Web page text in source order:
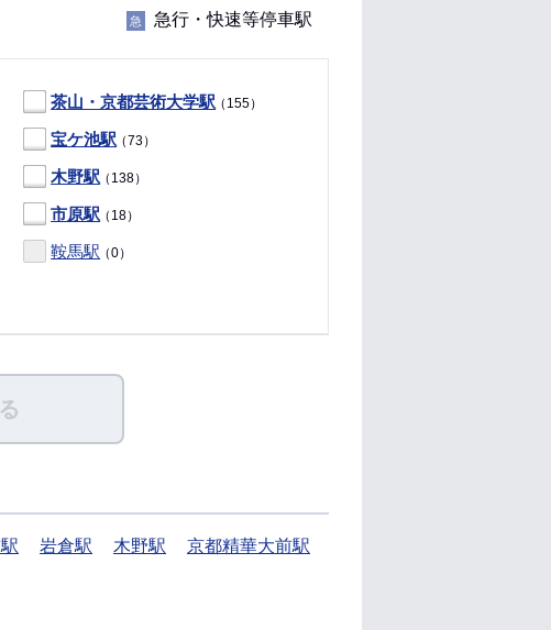
急 急行・快速等停車駅
茶山・京都芸術大学駅（155）
宝ケ池駅（73）
木野駅（138）
市原駅（18）
鞍馬駅（0）
岩倉駅 木野駅
京都精華大前駅